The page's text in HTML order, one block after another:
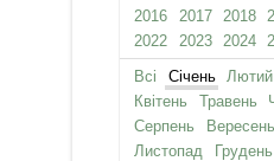
2016
2017 2018
2022
2023 2024
Всі
Січень Лютий
Квітень
Травень
Серпень
Вересень
Листопад
Грудень